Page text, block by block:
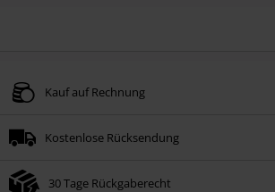
Kauf auf Rechnung
Kostenlose Rücksendung
30 Tage Rückgaberecht